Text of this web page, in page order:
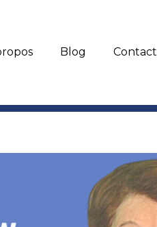
Blog Contact